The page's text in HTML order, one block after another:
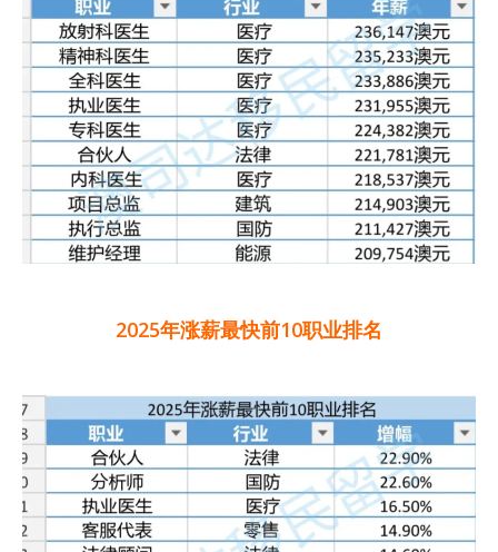
2025年涨薪最快前10职业排名